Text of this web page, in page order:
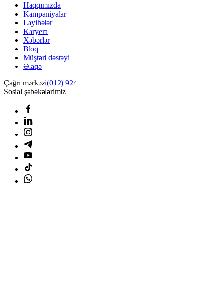
Haqqımızda
Kampaniyalar
Layihələr
Karyera
Xəbərlər
Bloq
Müştəri dəstəyi
Əlaqə
Çağrı mərkəzi(012) 924
Sosial şəbəkələrimiz